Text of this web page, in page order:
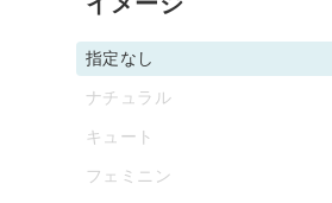
指定なし
ナチュラル
キュート
フェミニン